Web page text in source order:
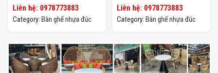
Liên hệ: 0978773883
Category: Bàn ghế nhựa đúc
Liên hệ: 0978773883
Category: Bàn ghế nhựa đúc